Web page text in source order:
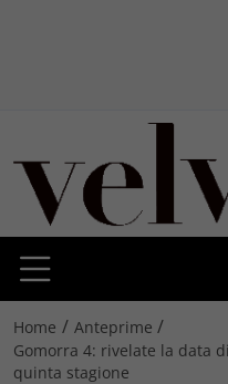
Home / Anteprime /
Gomorra 4: rivelate la data
quinta stagione